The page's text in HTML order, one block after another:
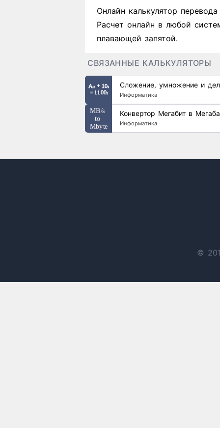
Онлайн калькулятор
Расчет онлайн в любой
плавающей запятой.
СВЯЗАННЫЕ КАЛЬКУЛЯТОРЫ
Сложение, умножение и
Информатика
Конвертор Мегабит в
Информатика
©